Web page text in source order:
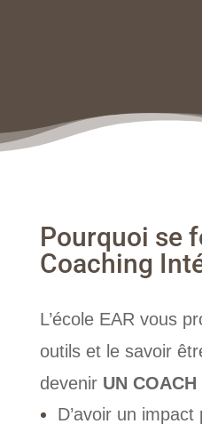
Pourquoi se
Coaching
L’école EAR vous
outils et le savoir
devenir UN
D’avoir un